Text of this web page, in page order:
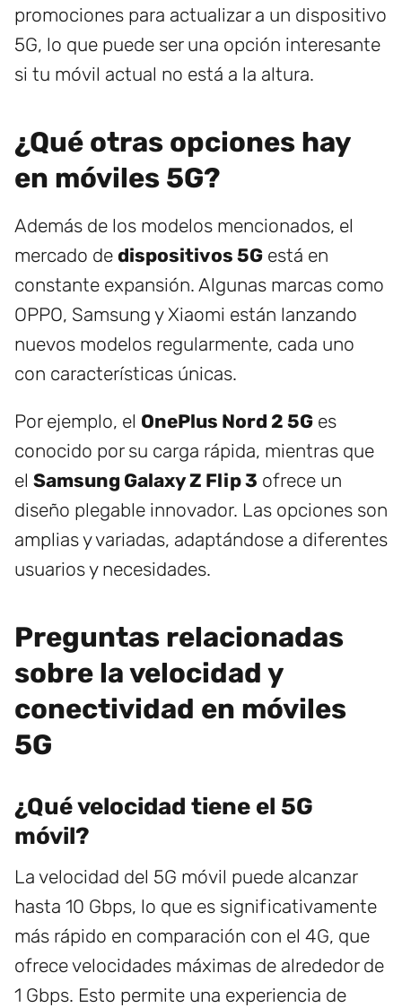
promociones para actualizar a un dispositivo
5G, lo que puede ser una opción interesante
si tu móvil actual no está a la altura.
¿Qué otras opciones hay
en móviles 5G?
Además de los modelos mencionados, el
mercado de dispositivos 5G está en
constante expansión. Algunas marcas como
OPPO, Samsung y Xiaomi están lanzando
nuevos modelos regularmente, cada uno
con características únicas.
Por ejemplo, el OnePlus Nord 2 5G es
conocido por su carga rápida, mientras que
el Samsung Galaxy Z Flip 3 ofrece un
diseño plegable innovador. Las opciones son
amplias y variadas, adaptándose a diferentes
usuarios y necesidades.
Preguntas relacionadas
sobre la velocidad y
conectividad en móviles
5G
¿Qué velocidad tiene el 5G
móvil?
La velocidad del 5G móvil puede alcanzar
hasta 10 Gbps, lo que es significativamente
más rápido en comparación con el 4G, que
ofrece velocidades máximas de alrededor de
1 Gbps. Esto permite una experiencia de